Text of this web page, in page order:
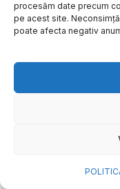
procesăm date precum
pe acest site.
poate afecta negativ
frumoase